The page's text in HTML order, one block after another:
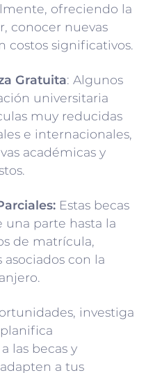
ofreciendo la
conocer nuevas
costos significativos.
Gratuita: Algunos
universitaria
muy reducidas
e internacionales,
académicas y
Estas becas
parte hasta la
de matrícula,
asociados con la
investiga
las becas y
a tus